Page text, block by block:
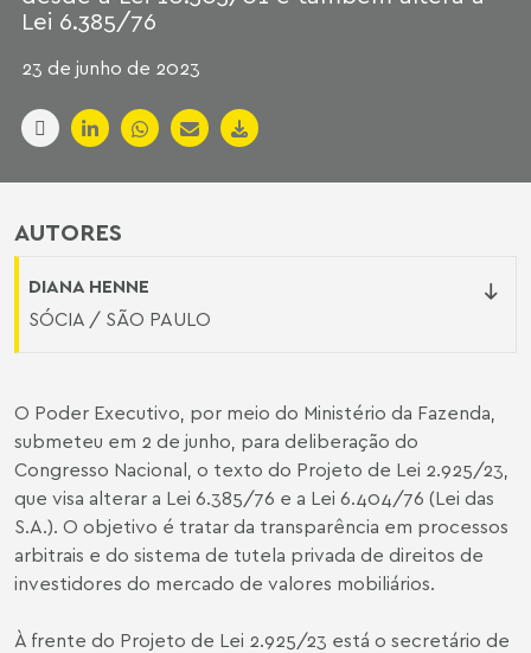
Lei 6.385/76
23 de junho de 2023
AUTORES
DIANA HENNE
SÓCIA / SÃO PAULO
O Poder Executivo, por meio do Ministério da Fazenda,
submeteu em 2 de junho, para deliberação do
Congresso Nacional, o texto do Projeto de Lei 2.925/23
que visa alterar a Lei 6.385/76 e a Lei 6.404/76 (Lei das
S.A.). O objetivo é tratar da transparência em processos
arbitrais e do sistema de tutela privada de direitos de
investidores do mercado de valores mobiliários.
À frente do Projeto de Lei 2.925/23 está o secretário de